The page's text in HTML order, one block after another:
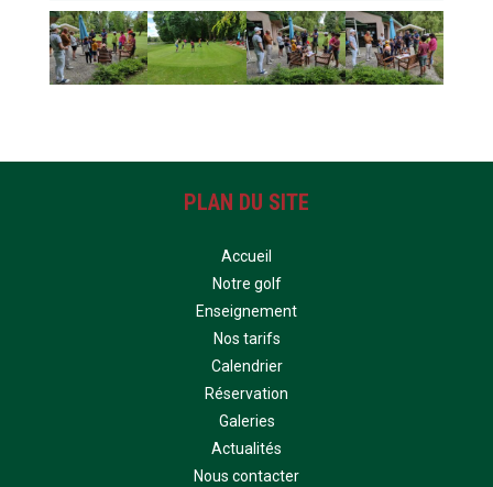
PLAN DU SITE
Accueil
Notre golf
Enseignement
Nos tarifs
Calendrier
Réservation
Galeries
Actualités
Nous contacter